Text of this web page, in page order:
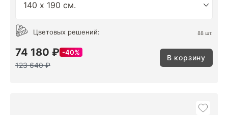
Цветовых решений: 88 шт.
74 180 ₽ 40%
123 640 ₽
В корзину